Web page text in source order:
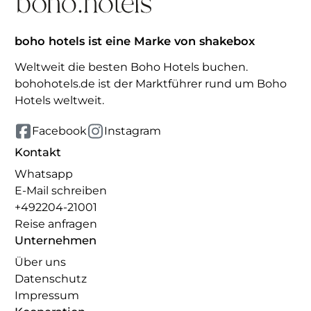
boho hotels ist eine Marke von shakebox
Weltweit die besten Boho Hotels buchen.
bohohotels.de ist der Marktführer rund um Boho
Hotels weltweit.
Facebook Instagram
Kontakt
Whatsapp
E-Mail schreiben
+492204-21001
Reise anfragen
Unternehmen
Über uns
Datenschutz
Impressum